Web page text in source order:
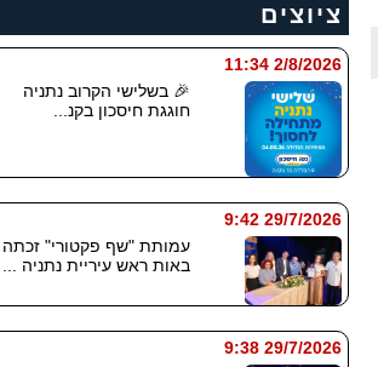
ציוצים
2/8/2026 11:34
🎉 בשלישי הקרוב נתניה
חוגגת חיסכון בקנ...
29/7/2026 9:42
עמותת "שף פקטורי" זכתה
באות ראש עיריית נתניה ...
29/7/2026 9:38